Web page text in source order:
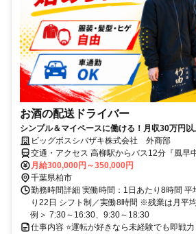
お酒の配送ドライバー
シンプル＆マイペースに働ける！月収30万円
ビッグボスシバザキ株式会社 外商部
交通・アクセス 高柳駅からバス12分『風早
月給300,000円～350,000円
千葉県柏市
勤務時間詳細 実働時間：1日あたり8時間 平
り22日 シフト制／実働8時間 ※残業は月平
例＞ 7:30～16:30、9:30～18:30
仕事内容 ⭐運転が好きなら未経験でも即戦